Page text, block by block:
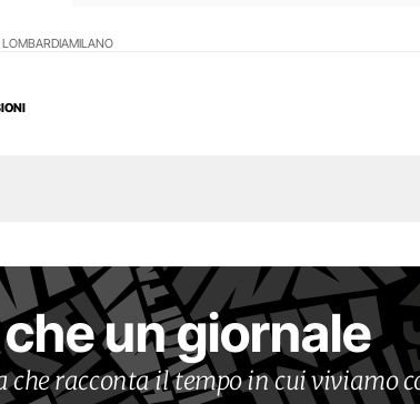
MILANO
un giornale
che racconta il tempo in cui viviamo